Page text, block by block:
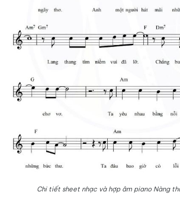
Chi tiết sheet nhạc và hợp âm piano Nàng